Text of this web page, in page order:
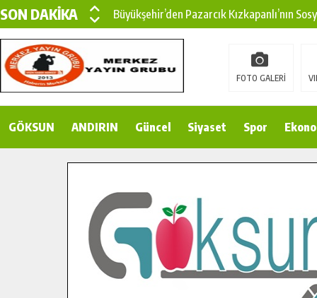
SON DAKİKA
Büyükşehir’den Pazarcık Kızkapanlı’nın
Büyükşehir’den Pazarcık Kırsalına Modern
Çin’den KSÜ’ye Uluslararası Başarı:
Gençler Pusula Maraş Kampında Yeni
İlçe Jandarma Komutanı Karakaya’dan
Bertiz’in Yeni Köprüsünde Sona Doğru.
FOTO GALERİ
GÖKSUN ANDIRIN Güncel Siyaset Spor